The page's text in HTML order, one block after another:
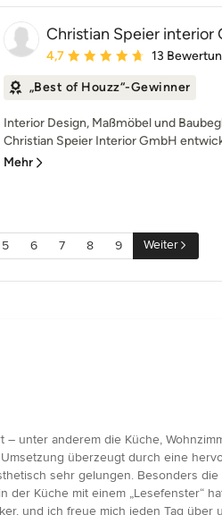
Christian Speier interior
Durchschnittliche Bewertung:
4,7 13
„Best of Houzz“-Gewinner
Interior Design, Maßmöbel und
Christian Speier Interior GmbH
Mehr
5 6 7 8 9 Weiter
unter anderem die Küche,
überzeugt durch eine
sehr gelungen. Besonders
Küche mit einem „Lesefenster“
und ich freue mich jeden Tag